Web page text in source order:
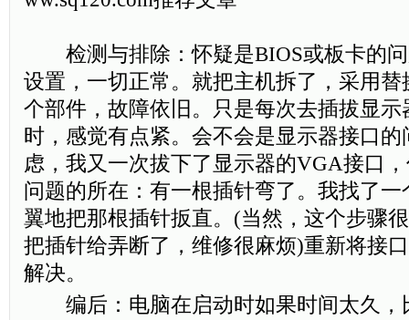
检测与排除：怀疑是BIOS或板卡的问
设置，一切正常。就把主机拆了，采用
个部件，故障依旧。只是每次去插拔显
时，感觉有点紧。会不会是显示器接口
虑，我又一次拔下了显示器的VGA接口
问题的所在：有一根插针弯了。我找了
翼地把那根插针扳直。(当然，这个步骤
把插针给弄断了，维修很麻烦)重新将接
解决。
编后：电脑在启动时如果时间太久，